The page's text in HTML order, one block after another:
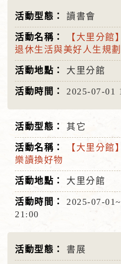
讀書會
【大里分館
退休生活與美好人生規劃
大里分館
2025-07-01
其它
【大里分館
樂讀換好物
大里分館
2025-07-01~
21:00
書展